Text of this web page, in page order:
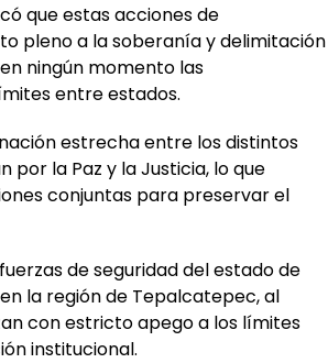
que estas acciones de
pleno a la soberanía y delimitación
ningún momento las
entre estados.
estrecha entre los distintos
por la Paz y la Justicia, lo que
conjuntas para preservar el
de seguridad del estado de
la región de Tepalcatepec, al
con estricto apego a los límites
institucional.